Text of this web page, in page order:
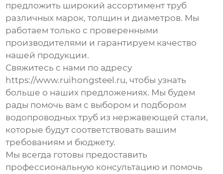
предложить широкий ассортимент труб
различных марок, толщин и диаметров. Мы
работаем только с проверенными
производителями и гарантируем качество
нашей продукции.
Свяжитесь с нами по адресу
https://www.ruihongsteel.ru, чтобы узнать
больше о наших предложениях. Мы будем
рады помочь вам с выбором и подбором
водопроводных труб из нержавеющей стали,
которые будут соответствовать вашим
требованиям и бюджету.
Мы всегда готовы предоставить
профессиональную консультацию и помочь